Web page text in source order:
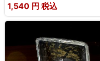
1,540 円 税込